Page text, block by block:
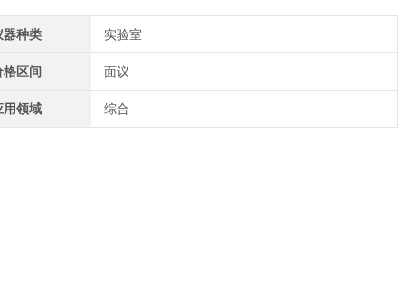
器种类 实验室
格区间 面议
用领域 综合